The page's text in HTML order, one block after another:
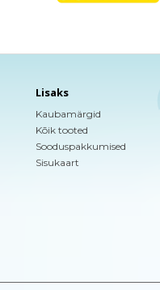
Lisaks
Kaubamärgid
Kõik tooted
Sooduspakkumised
Sisukaart